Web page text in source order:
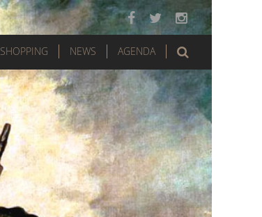
SHOPPING NEWS AGENDA